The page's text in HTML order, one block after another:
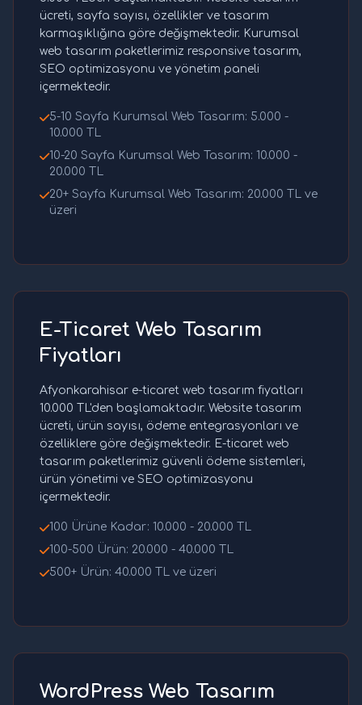
ücreti, sayfa sayısı, özellikler ve tasarım
karmaşıklığına göre değişmektedir. Kurumsal
web tasarım paketlerimiz responsive tasarım,
SEO optimizasyonu ve yönetim paneli
içermektedir.
5-10 Sayfa Kurumsal Web Tasarım: 5.000 -
10.000 TL
10-20 Sayfa Kurumsal Web Tasarım: 10.000 -
20.000 TL
20+ Sayfa Kurumsal Web Tasarım: 20.000 TL ve
üzeri
E-Ticaret Web Tasarım
Fiyatları
Afyonkarahisar e-ticaret web tasarım fiyatları
10.000 TL'den başlamaktadır. Website tasarım
ücreti, ürün sayısı, ödeme entegrasyonları ve
özelliklere göre değişmektedir. E-ticaret web
tasarım paketlerimiz güvenli ödeme sistemleri,
ürün yönetimi ve SEO optimizasyonu
içermektedir.
100 Ürüne Kadar: 10.000 - 20.000 TL
100-500 Ürün: 20.000 - 40.000 TL
500+ Ürün: 40.000 TL ve üzeri
WordPress Web Tasarım